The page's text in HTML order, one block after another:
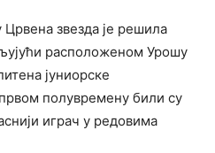
звезда је решила
расположеном Урошу
јуниорске
полувремену били су
играч у редовима